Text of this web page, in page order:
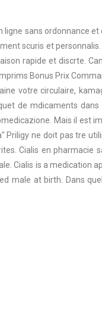
sans ordonnance
scuris et
rapide et discrte.
Bonus Prix
votre circulaire,
de mdicaments
Mais il est
ne doit pas tre
Cialis en pharmacie
Cialis is a medication
male at birth. Dans